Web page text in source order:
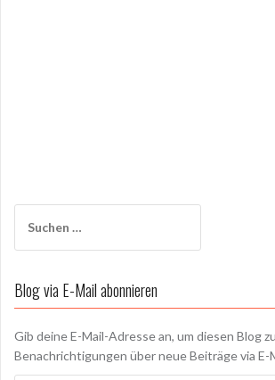
nach:
Blog via E-Mail abonnieren
Gib deine E-Mail-Adresse an, um diesen Blog
Benachrichtigungen über neue Beiträge via E-